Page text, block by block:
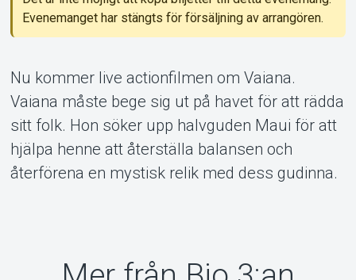
Om Tickster
Evenemanget har stängts för försäljning av arrangören.
Nu kommer live actionfilmen om Vaiana.
Vaiana måste bege sig ut på havet för att rädda
sitt folk. Hon söker upp halvguden Maui för att
hjälpa henne att återställa balansen och
återförena en mystisk relik med dess gudinna.